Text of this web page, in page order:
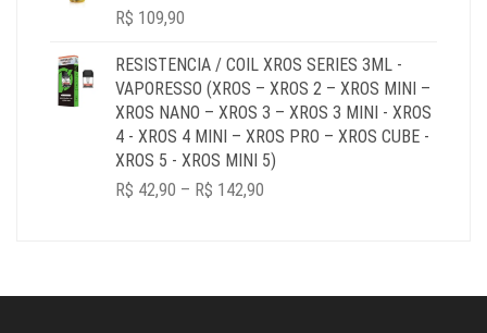
R$ 109,90
RESISTENCIA / COIL XROS SERIES 3ML -
VAPORESSO (XROS – XROS 2 – XROS MINI –
XROS NANO – XROS 3 – XROS 3 MINI - XROS
4 - XROS 4 MINI – XROS PRO – XROS CUBE -
XROS 5 - XROS MINI 5)
R$ 42,90 – R$ 142,90